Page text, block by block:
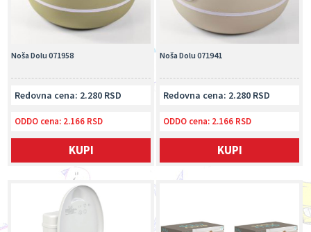
Noša Dolu 071941
Redovna cena: 2.280 RSD
ODDO cena: 2.166 RSD
KUPI
Noša Dolu 071958
Redovna cena: 2.280 RSD
ODDO cena: 2.166 RSD
KUPI